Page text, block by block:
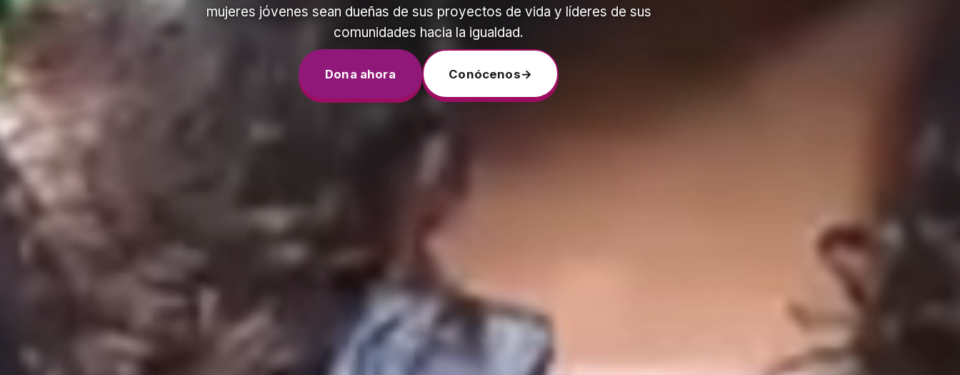
mujeres jóvenes sean dueñas de sus proyectos de vida y líderes de sus
comunidades hacia la igualdad.
Dona ahora Conócenos